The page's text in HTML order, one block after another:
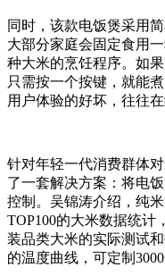
同时，该款电饭煲采用
大部分家庭会固定食用
种大米的烹饪程序。如
只需按一个按键，就能
用户体验的好坏，往往
针对年轻一代消费群体
了一套解决方案：将电
控制。吴锦涛介绍，纯
TOP100的大米数据统计
装品类大米的实际测试
的温度曲线，可定制